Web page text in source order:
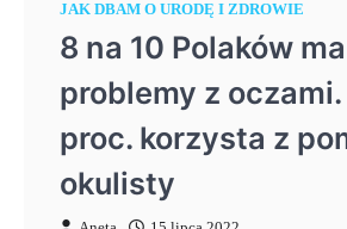
JAK DBAM O URODĘ I ZDROWIE
8 na 10 Polaków ma
problemy z
proc. korzysta z
okulisty